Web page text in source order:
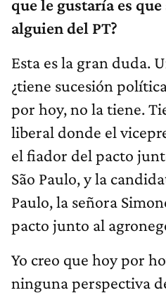
que le gustaría es
alguien del PT?
Esta es la gran duda.
¿tiene sucesión
por hoy, no la tiene.
liberal donde el
el fiador del pacto
São Paulo, y la
Paulo, la señora
pacto junto al
Yo creo que hoy por
ninguna perspectiva